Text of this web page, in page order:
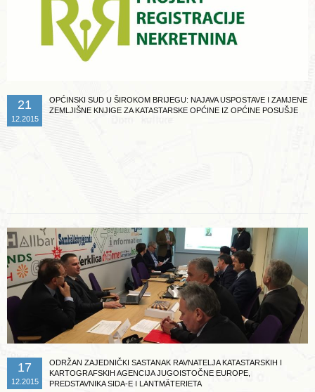
21
12.2015
OPĆINSKI SUD U ŠIROKOM BRIJEGU: NAJAVA USPOSTAVE I ZAMJENE
ZEMLJIŠNE KNJIGE ZA KATASTARSKE OPĆINE IZ OPĆINE POSUŠJE
17
12.2015
ODRŽAN ZAJEDNIČKI SASTANAK RAVNATELJA KATASTARSKIH I
KARTOGRAFSKIH AGENCIJA JUGOISTOČNE EUROPE,
PREDSTAVNIKA SIDA-E I LANTMÄTERIETA